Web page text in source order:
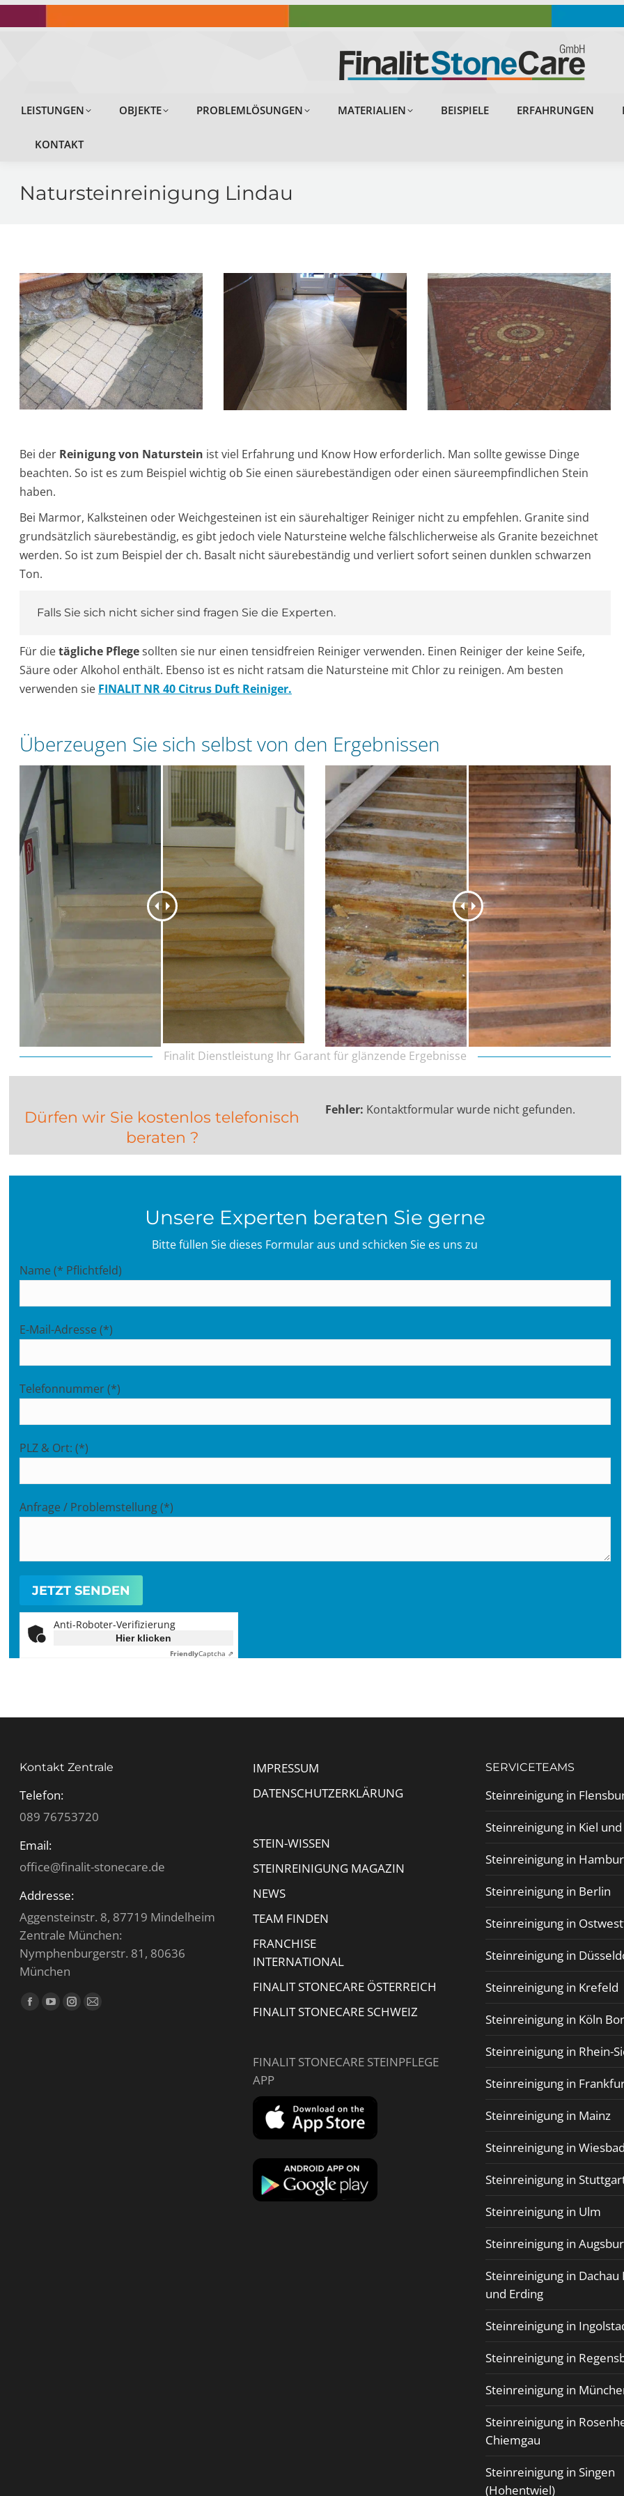
LEISTUNGEN OBJEKTE PROBLEMLÖSUNGEN MATERIALIEN BEISPIELE ERFAHRUNGEN
KONTAKT
Natursteinreinigung Lindau
Bei der Reinigung von Naturstein ist viel Erfahrung und Know How erforderlich. Man sollte gewisse Dinge
beachten. So ist es zum Beispiel wichtig ob Sie einen säurebeständigen oder einen säureempfindlichen Stein
haben.
Bei Marmor, Kalksteinen oder Weichgesteinen ist ein säurehaltiger Reiniger nicht zu empfehlen. Granite sind
grundsätzlich säurebeständig, es gibt jedoch viele Natursteine welche fälschlicherweise als Granite bezeichnet
werden. So ist zum Beispiel der ch. Basalt nicht säurebeständig und verliert sofort seinen dunklen schwarzen
Ton.
Falls Sie sich nicht sicher sind fragen Sie die Experten.
Für dietägliche Pflegesollten sie nur einen tensidfreien Reiniger verwenden. Einen Reiniger der keine Seife,
Säure oder Alkohol enthält. Ebenso ist es nicht ratsam die Natursteine mit Chlor zu reinigen. Am besten
verwenden sie FINALIT NR 40 Citrus Duft Reiniger.
Überzeugen Sie sich selbst von den Ergebnissen
Finalit Dienstleistung Ihr Garant für glänzende Ergebnisse
Dürfen wir Sie kostenlos telefonisch
beraten ?
Fehler: Kontaktformular wurde nicht gefunden.
Unsere Experten beraten Sie gerne
Bitte füllen Sie dieses Formular aus und schicken Sie es uns zu
Name (* Pflichtfeld)
E-Mail-Adresse (*)
Telefonnummer (*)
PLZ & Ort: (*)
Anfrage / Problemstellung (*)
Anti-Roboter-Verifizierung
Hier klicken
FriendlyCaptcha ⇗
Kontakt Zentrale
Telefon:
089 76753720
Email:
office@finalit-stonecare.de
Addresse:
Aggensteinstr. 8, 87719 Mindelheim
Zentrale München:
Nymphenburgerstr. 81, 80636
München
Finden Sie uns auf:
Facebook
YouTube
Instagram
E-
IMPRESSUM
DATENSCHUTZERKLÄRUNG
STEIN-WISSEN
STEINREINIGUNG MAGAZIN
NEWS
TEAM FINDEN
FRANCHISE
INTERNATIONAL
FINALIT STONECARE ÖSTERREICH
FINALIT STONECARE SCHWEIZ
FINALIT STONECARE STEINPFLEGE
APP
SERVICETEAMS
Steinreinigung in
Steinreinigung in Kiel
Steinreinigung in
Steinreinigung in Berlin
Steinreinigung in
Steinreinigung in
Steinreinigung in Krefeld
Steinreinigung in Köln
Steinreinigung in Rhein-
Steinreinigung in
Steinreinigung in Mainz
Steinreinigung in
Steinreinigung in
Steinreinigung in Ulm
Steinreinigung in
Steinreinigung in Dachau
und Erding
Steinreinigung in
Steinreinigung in
Steinreinigung in
Steinreinigung in
Chiemgau
Steinreinigung in Singen
(Hohentwiel)